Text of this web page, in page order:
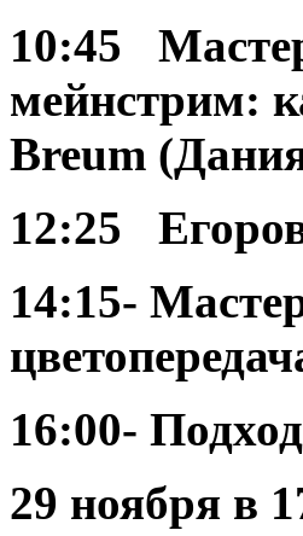
10:45
мейнстрим:
Breum
12:25
14:15-
16:00-
29 ноября в